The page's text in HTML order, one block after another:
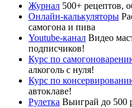
Журнал 500+ рецептов,
Онлайн-калькуляторы
самогона и пива
Youtube-канал Видео
подписчиков!
Курс по
алкоголь с нуля!
Курс по
автоклаве!
Рулетка Выиграй до 500